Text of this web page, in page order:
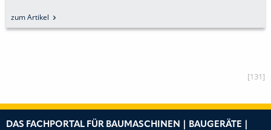
zum Artikel
[131]
DAS FACHPORTAL FÜR BAUMASCHINEN | BAUGERÄTE |